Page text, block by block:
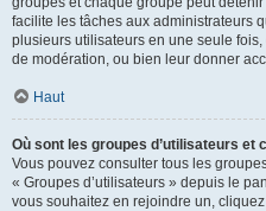
facilite les tâches aux administrateurs
plusieurs utilisateurs en une seule
de modération, ou bien leur donner
Haut
Où sont les groupes d’utilisateurs et
Vous pouvez consulter tous les
« Groupes d’utilisateurs » depuis le
vous souhaitez en rejoindre un,